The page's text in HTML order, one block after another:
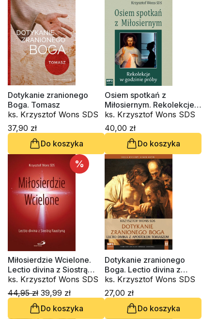
Dotykanie zranionego
Boga. Tomasz
ks. Krzysztof Wons SDS
37,90 zł
Do koszyka
Osiem spotkań z
Miłosiernym. Rekolekcje
w godzinie próby, lectio
22 (CD-audiobook)
ks. Krzysztof Wons SDS
40,00 zł
Do koszyka
%
Miłosierdzie Wcielone.
Lectio divina z Siostrą
Faustyną
ks. Krzysztof Wons SDS
44,95 zł 39,99 zł
Do koszyka
Dotykanie zranionego
Boga. Lectio divina z
Apostołem Tomaszem
(CD -audiobook)
ks. Krzysztof Wons SDS
27,00 zł
Do koszyka